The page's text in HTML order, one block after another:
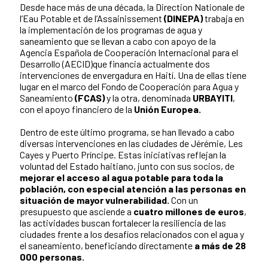
Contenido de la noticia
Desde hace más de una década, la Direction Nationale de
l’Eau Potable et de l’Assainissement (DINEPA)trabaja en
la implementación de los programas de agua y
saneamiento que se llevan a cabo con apoyo de la
Agencia Española de Cooperación Internacional para el
Desarrollo (AECID)que financia actualmente dos
intervenciones de envergadura en Haití. Una de ellas tiene
lugar en el marco del Fondo de Cooperación para Agua y
Saneamiento (FCAS)y la otra, denominada URBAYITI,
con el apoyo financiero de la Unión Europea.
Dentro de este último programa, se han llevado a cabo
diversas intervenciones en las ciudades de Jérémie, Les
Cayes y Puerto Príncipe. Estas iniciativas reflejan la
voluntad del Estado haitiano, junto con sus socios, de
mejorar el acceso al agua potable para toda la
población, con especial atención a las personas en
situación de mayor vulnerabilidad. Con un
presupuesto que asciende a cuatro millones de euros,
las actividades buscan fortalecer la resiliencia de las
ciudades frente a los desafíos relacionados con el agua y
el saneamiento, beneficiando directamente a más de 28
000 personas.